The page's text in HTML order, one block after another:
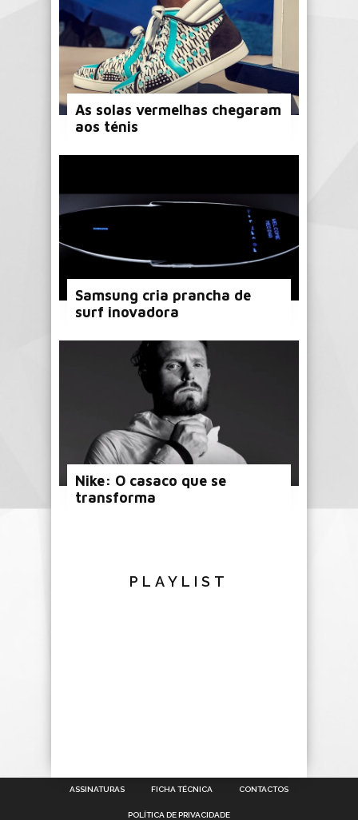
As solas vermelhas chegaram
aos ténis
Samsung cria prancha de
surf inovadora
Nike: O casaco que se
transforma
PLAYLIST
ASSINATURAS FICHA TÉCNICA CONTACTOS
POLÍTICA DE PRIVACIDADE